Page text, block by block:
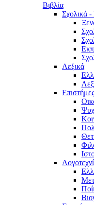
Βιβλία
Σχολικά -
Λεξικά
Επιστήμες